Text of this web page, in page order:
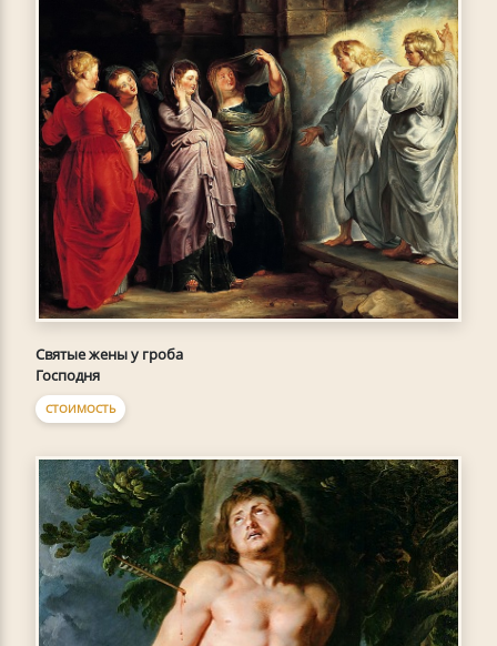
Святые жены у гроба
Господня
СТОИМОСТЬ